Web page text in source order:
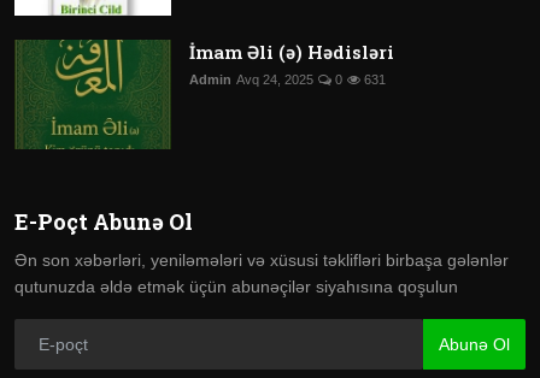
İmam Əli (ə) Hədisləri
Admin Avq 24, 2025 0 631
E-Poçt Abunə Ol
Ən son xəbərləri, yeniləmələri və xüsusi təklifləri birbaşa gələnlər
qutunuzda əldə etmək üçün abunəçilər siyahısına qoşulun
Abunə Ol